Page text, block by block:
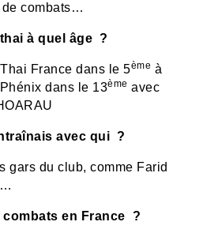
de combats…
à quel âge ?
France dans le 5ème à
dans le 13ème avec
avec qui ?
gars du club, comme Farid
en France ?